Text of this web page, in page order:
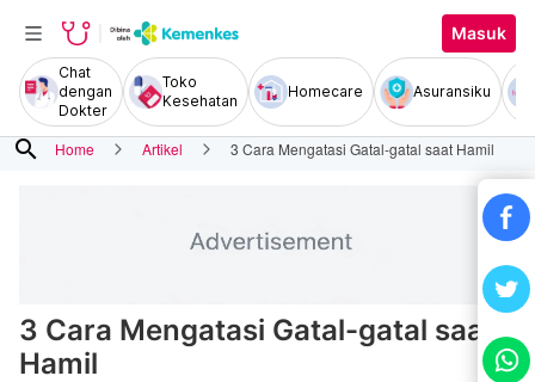
Masuk
Chat
dengan
Dokter
Toko
Kesehatan
Homecare Asuransiku
search Home Artikel 3 Cara Mengatasi Gatal-gatal saat Hamil
3 Cara Mengatasi Gatal-gatal saat
Hamil